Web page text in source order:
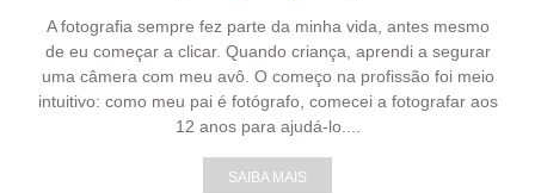
A fotografia sempre fez parte da minha vida, antes mesmo
de eu começar a clicar. Quando criança, aprendi a segurar
uma câmera com meu avô. O começo na profissão foi meio
intuitivo: como meu pai é fotógrafo, comecei a fotografar aos
12 anos para ajudá-lo....
SAIBA MAIS